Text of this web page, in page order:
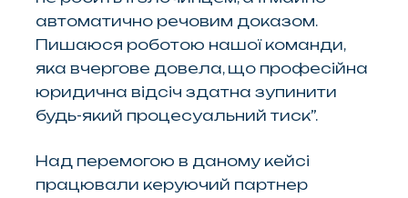
автоматично речовим доказом.
Пишаюся роботою нашої команди,
яка вчергове довела, що професійна
юридична відсіч здатна зупинити
будь-який процесуальний тиск”.
Над перемогою в даному кейсі
працювали керуючий партнер